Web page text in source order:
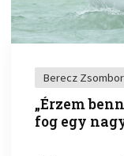
Berecz Zsombor
„Érzem
fog egy